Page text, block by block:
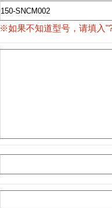
※如果不知道型号，请填入